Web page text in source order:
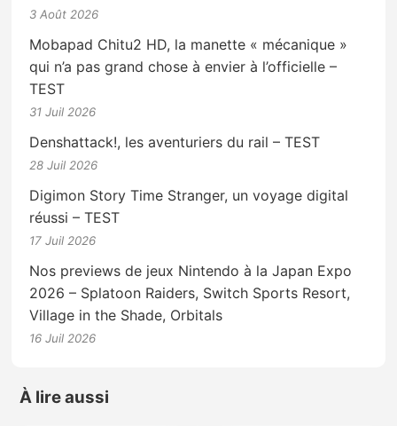
3 Août 2026
Mobapad Chitu2 HD, la manette « mécanique »
qui n’a pas grand chose à envier à l’officielle –
TEST
31 Juil 2026
Denshattack!, les aventuriers du rail – TEST
28 Juil 2026
Digimon Story Time Stranger, un voyage digital
réussi – TEST
17 Juil 2026
Nos previews de jeux Nintendo à la Japan Expo
2026 – Splatoon Raiders, Switch Sports Resort,
Village in the Shade, Orbitals
16 Juil 2026
À lire aussi